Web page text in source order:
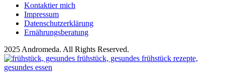
Kontaktier mich
Impressum
Datenschutzerklärung
Ernährungsberatung
2025 Andromeda. All Rights Reserved.